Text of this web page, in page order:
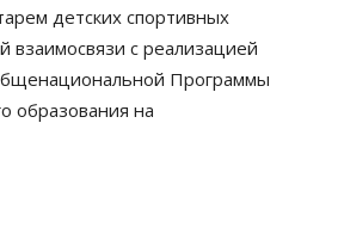
детских спортивных
взаимосвязи с реализацией
Программы
образования на